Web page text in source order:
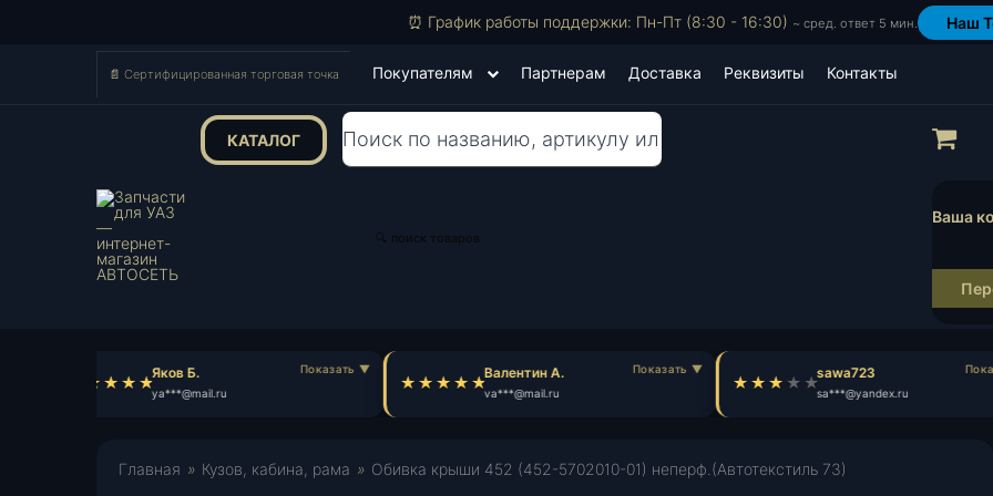
⏰ График работы поддержки: Пн-Пт (8:30 - 16:30) ~ сред. ответ 5 мин. Наш
📄 Сертифицированная торговая точка Покупателям Партнерам Доставка Реквизиты Контакты
КАТАЛОГ Поиск
🔍 поиск товаров
Ваша
Яков Б.
ya***@mail.ru
Валентин А.
va***@mail.ru
sawa723
sa***@yandex.ru
Главная » Кузов, кабина, рама » Обивка крыши 452 (452-5702010-01) неперф.(Автотекстиль 73)